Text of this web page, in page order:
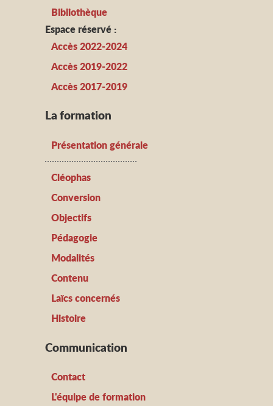
Bibliothèque
Espace réservé :
Accès 2022-2024
Accès 2019-2022
Accès 2017-2019
La formation
Présentation générale
Cléophas
Conversion
Objectifs
Pédagogie
Modalités
Contenu
Laïcs concernés
Histoire
Communication
Contact
L'équipe de formation